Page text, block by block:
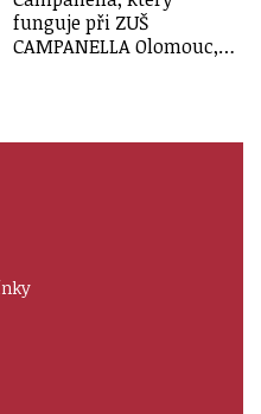
funguje při ZUŠ
CAMPANELLA Olomouc,…